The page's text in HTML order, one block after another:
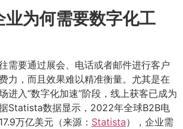
业为何需要数字化工
需要通过展会、电话或者邮件进行客户
力，而且效果难以精准衡量。尤其是在
进入“数字化加速”阶段，线上获客已成为
Statista数据显示，2022年全球B2B电
万亿美元（来源： Statista），企业需